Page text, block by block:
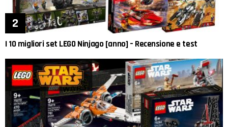
I 10 migliori set LEGO Ninjago [anno] – Recensione e test